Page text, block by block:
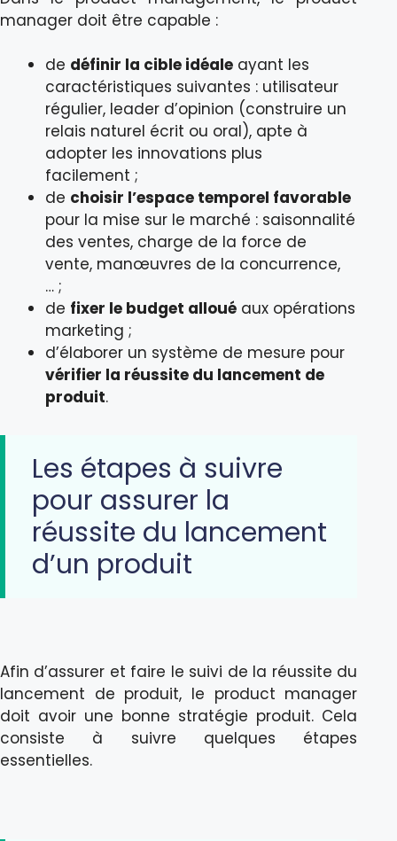
manager doit être capable :
de définir la cible idéale ayant les
caractéristiques suivantes : utilisateur
régulier, leader d’opinion (construire un
relais naturel écrit ou oral), apte à
adopter les innovations plus
facilement ;
de choisir l’espace temporel favorable
pour la mise sur le marché : saisonnalité
des ventes, charge de la force de
vente, manœuvres de la concurrence,
… ;
de fixer le budget alloué aux opérations
marketing ;
d’élaborer un système de mesure pour
vérifier la réussite du lancement de
produit.
Les étapes à suivre
pour assurer la
réussite du lancement
d’un produit
Afin d’assurer et faire le suivi de la réussite du
lancement de produit, le product manager
doit avoir une bonne stratégie produit. Cela
consiste à suivre quelques étapes
essentielles.